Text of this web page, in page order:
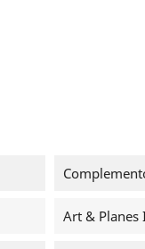
Art & Planes